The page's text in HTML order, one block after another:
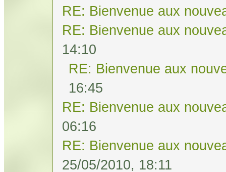
RE: Bienvenue aux
RE: Bienvenue aux
14:10
RE: Bienvenue aux
16:45
RE: Bienvenue aux
06:16
RE: Bienvenue aux
25/05/2010, 18:11